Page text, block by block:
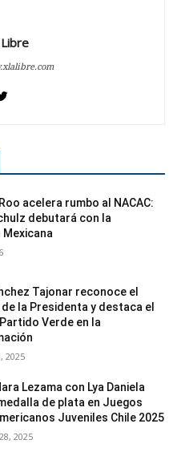
acelera rumbo al NACAC:
debutará con la
Tajonar reconoce el
la Presidenta y destaca el
Verde en la
2025
Lezama con Lya Daniela
de plata en Juegos
Juveniles Chile 2025
2025